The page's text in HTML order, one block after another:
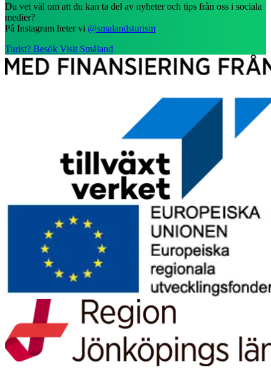
Du vet väl om att du kan ta del av nyheter och tips från oss i sociala
medier?
På Instagram heter vi @smalandsturism
Turist? Besök Visit Småland